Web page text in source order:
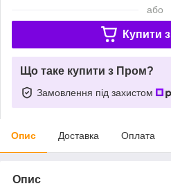
або
Купити з
Що таке купити з Пром?
Замовлення під захистом
Опис Доставка Оплата
Опис